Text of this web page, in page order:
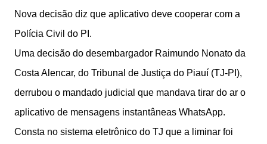
Nova decisão diz que aplicativo deve cooperar com a
Polícia Civil do PI.
Uma decisão do desembargador Raimundo Nonato da
Costa Alencar, do Tribunal de Justiça do Piauí (TJ-PI),
derrubou o mandado judicial que mandava tirar do ar o
aplicativo de mensagens instantâneas WhatsApp.
Consta no sistema eletrônico do TJ que a liminar foi